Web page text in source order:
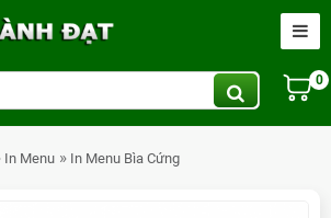
0
In Menu In Menu Bìa Cứng